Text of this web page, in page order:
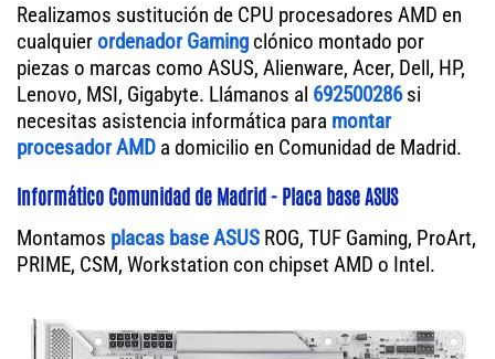
Realizamos sustitución de CPU procesadores AMD en
cualquierordenador Gaming clónico montado por
piezas o marcas como ASUS, Alienware, Acer, Dell, HP,
Lenovo, MSI, Gigabyte. Llámanos al 692500286si
necesitas asistencia informática para montar
procesador AMD a domicilio en Comunidad de Madrid.
Informático Comunidad de Madrid - Placa base ASUS
Montamos placas base ASUS ROG, TUF Gaming, ProArt,
PRIME, CSM, Workstation con chipset AMD o Intel.